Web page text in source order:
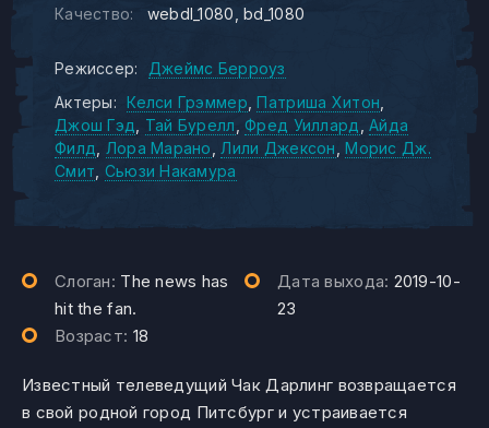
Качество: webdl_1080 bd_1080
Режиссер:
Джеймс Берроуз
Актеры:
Келси Грэммер Патриша Хитон
Джош Гэд
Тай Бурелл Фред Уиллард
Айда
Филд
Лора Марано Лили Джексон
Морис Дж.
Смит
Сьюзи Накамура
Слоган: The news has
hit the fan.
Дата выхода: 2019-10-
23
Возраст: 18
Известный телеведущий Чак Дарлинг возвращается
в свой родной город Питсбург и устраивается